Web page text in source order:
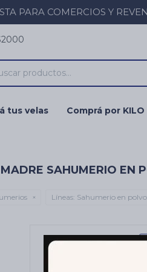
PARA COMERCIOS Y
tus velas Comprá por KILO
SAHUMERIO EN
Líneas: Sahumerio en polvo